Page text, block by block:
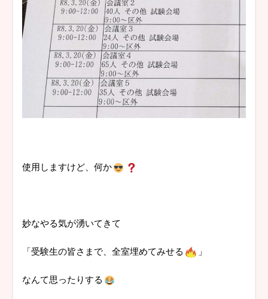
使用しますけど、何か
妙なやる気が湧いてきて
「受験生の皆さまで、全室埋めてみせる 」
なんて思ったりする